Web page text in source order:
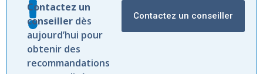
Contactez un
conseiller dès
aujourd’hui pour
obtenir des
recommandations
Contactez un conseiller